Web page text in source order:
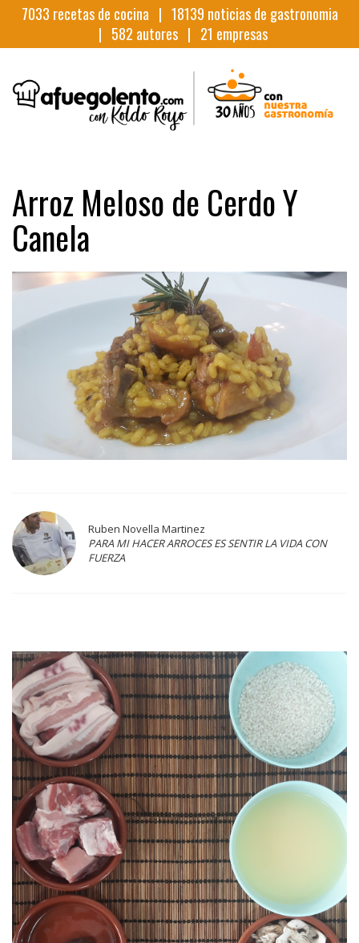
7033 recetas de cocina | 18139 noticias de gastronomia
| 582 autores | 21 empresas
Arroz Meloso de Cerdo Y
Canela
Ruben Novella Martinez
PARA MI HACER ARROCES ES SENTIR LA VIDA CON
FUERZA